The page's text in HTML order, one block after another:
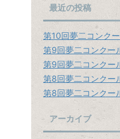
最近の投稿
第10回夢二コンク
第9回夢二コンク
第9回夢二コンク
第8回夢二コンク
第8回夢二コンク
アーカイブ